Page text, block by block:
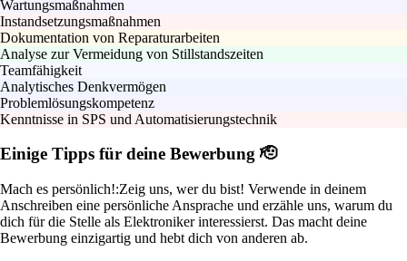
Wartungsmaßnahmen
Instandsetzungsmaßnahmen
Dokumentation von Reparaturarbeiten
Analyse zur Vermeidung von Stillstandszeiten
Teamfähigkeit
Analytisches Denkvermögen
Problemlösungskompetenz
Kenntnisse in SPS und Automatisierungstechnik
Einige Tipps für deine Bewerbung 🫡
Mach es persönlich!:Zeig uns, wer du bist! Verwende in deinem
Anschreiben eine persönliche Ansprache und erzähle uns, warum du
dich für die Stelle als Elektroniker interessierst. Das macht deine
Bewerbung einzigartig und hebt dich von anderen ab.